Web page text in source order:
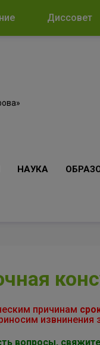
Диссовет
НАУКА
причинам
извнинения
вопросы,